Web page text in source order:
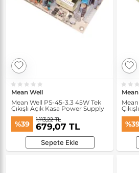
Mean Well
Mean Well PS-45-3.3 45W Tek
Çıkışlı Açık Kasa Power Supply
%39 1.113,22 TL
679,07 TL
Sepete Ekle